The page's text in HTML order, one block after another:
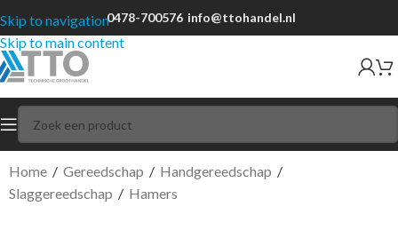
Skip to navigation
Skip to main content
0478-700576 info@ttohandel.nl
Home / Gereedschap / Handgereedschap /
Slaggereedschap / Hamers